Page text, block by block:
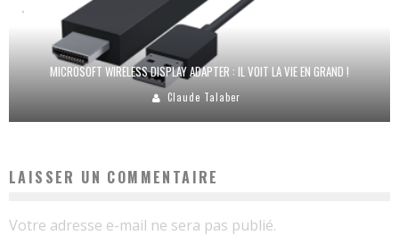
MICROSOFT WIRELESS DISPLAY ADAPTER : IL VOIT LA VIE EN GRAND !
Claude Talaber
LAISSER UN COMMENTAIRE
Votre adresse e-mail ne sera pas publié.